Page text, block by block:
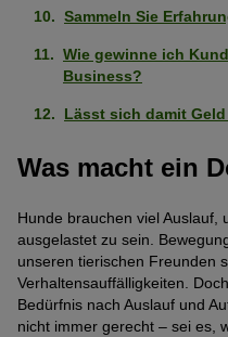
Sammeln Sie
Wie gewinne ich
Business?
Lässt sich damit
Was macht ein
Hunde brauchen viel Auslauf,
ausgelastet zu sein.
unseren tierischen Freunden
Verhaltensauffälligkeiten.
Bedürfnis nach Auslauf und
nicht immer gerecht – sei es,